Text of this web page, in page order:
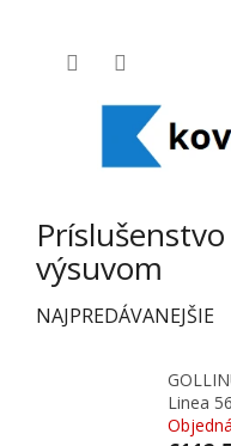
výsuvom
NAJPREDÁVANEJŠIE
Linea